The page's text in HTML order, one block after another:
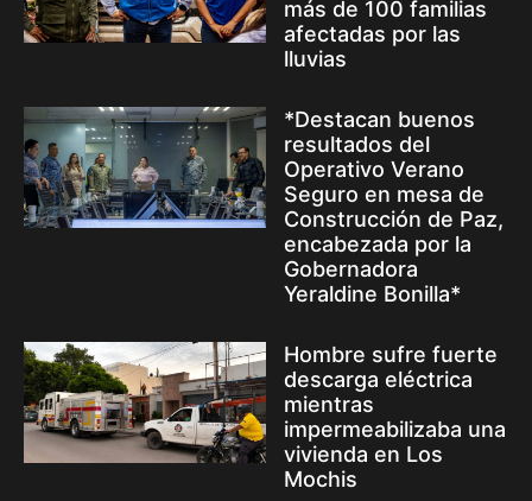
más de 100 familias
afectadas por las
lluvias
*Destacan buenos
resultados del
Operativo Verano
Seguro en mesa de
Construcción de Paz,
encabezada por la
Gobernadora
Yeraldine Bonilla*
Hombre sufre fuerte
descarga eléctrica
mientras
impermeabilizaba una
vivienda en Los
Mochis